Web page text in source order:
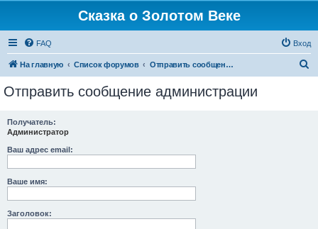
Сказка о Золотом Веке
FAQ Вход
На главную Список форумов Отправить сообщение администрации
Отправить сообщение администрации
Получатель:
Администратор
Ваш адрес email:
Ваше имя:
Заголовок: